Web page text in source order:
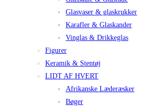
Glasvaser & glaskrukker
Karafler & Glaskander
Vinglas & Drikkeglas
Figurer
Keramik & Stentøj
LIDT AF HVERT
Afrikanske Læderæsker
Bøger